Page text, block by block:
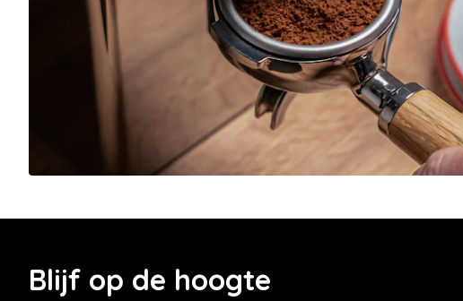
Blijf op de hoogte